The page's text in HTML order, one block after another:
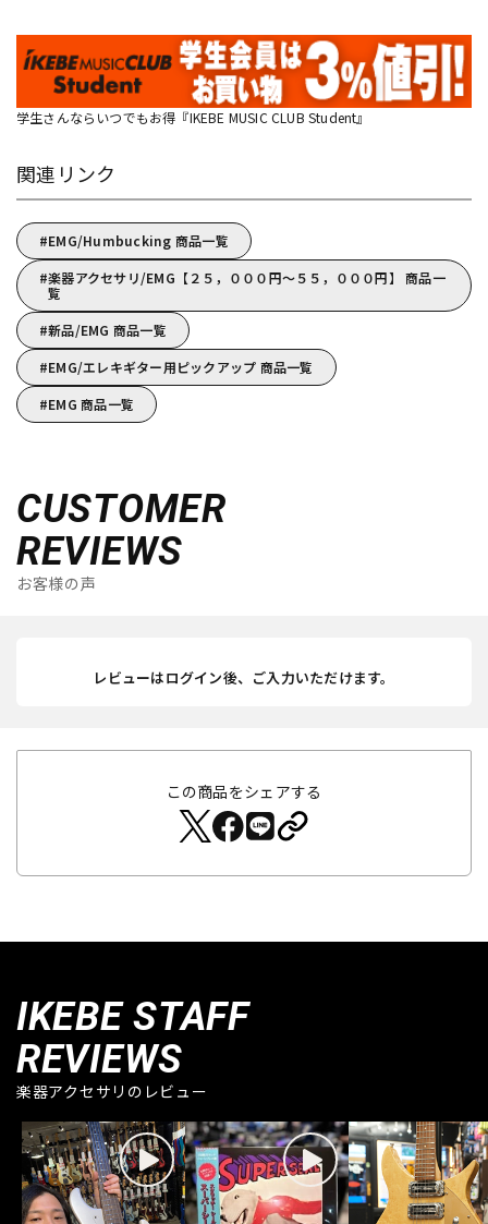
学生さんならいつでもお得『IKEBE MUSIC CLUB Student』
関連リンク
EMG/Humbucking 商品一覧
楽器アクセサリ/EMG【２５，０００円～５５，０００円】 商品一
覧
新品/EMG 商品一覧
EMG/エレキギター用ピックアップ 商品一覧
EMG 商品一覧
CUSTOMER
REVIEWS
お客様の声
レビューはログイン後、ご入力いただけます。
この商品をシェアする
IKEBE STAFF
REVIEWS
楽器アクセサリのレビュー